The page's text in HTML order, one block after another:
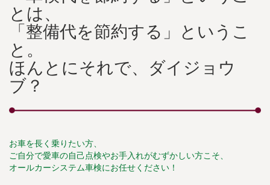
とは、
「整備代を節約する」というこ
と。
ほんとにそれで、ダイジョウ
ブ？
お車を長く乗りたい方、
ご自分で愛車の自己点検やお手入れがむずかしい方こそ、
オールカーシステム車検にお任せください！